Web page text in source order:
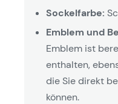
Sockelfarbe:
Emblem und
Emblem ist
enthalten,
die Sie direkt
können.